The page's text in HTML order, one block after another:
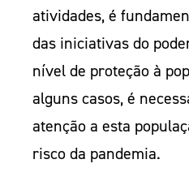
atividades, é
das iniciativas do
nível de proteção à
alguns casos, é
atenção a esta
risco da pandemia.